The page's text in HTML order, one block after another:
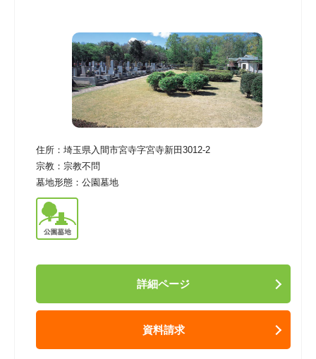
住所： 埼玉県入間市宮寺字宮寺新田3012-2
宗教： 宗教不問
墓地形態： 公園墓地
詳細ページ
資料請求